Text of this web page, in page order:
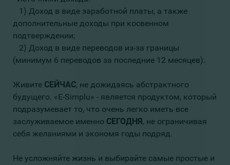
1) Доход в виде заработной платы, а также
дополнительные доходы при косвенном
подтверждении;
2) Доход в виде переводов из-за границы
(минимум 6 переводов за последние 12 месяцев).
Живите СЕЙЧАС, не дожидаясь абстрактного
будущего. «E-Simplu» - является продуктом, который
подразумевает то, что очень легко иметь все
заслуживаемое именно СЕГОДНЯ, не ограничивая
себя желаниями и экономя годы подряд.
Не усложняйте жизнь и выбирайте самые простые и